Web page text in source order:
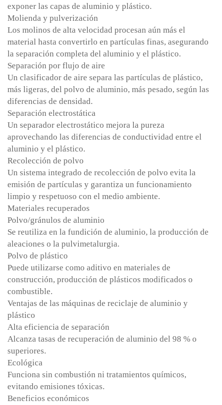
exponer las capas de aluminio y plástico.
Molienda y pulverización
Los molinos de alta velocidad procesan aún más el
material hasta convertirlo en partículas finas, asegurando
la separación completa del aluminio y el plástico.
Separación por flujo de aire
Un clasificador de aire separa las partículas de plástico,
más ligeras, del polvo de aluminio, más pesado, según las
diferencias de densidad.
Separación electrostática
Un separador electrostático mejora la pureza
aprovechando las diferencias de conductividad entre el
aluminio y el plástico.
Recolección de polvo
Un sistema integrado de recolección de polvo evita la
emisión de partículas y garantiza un funcionamiento
limpio y respetuoso con el medio ambiente.
Materiales recuperados
Polvo/gránulos de aluminio
Se reutiliza en la fundición de aluminio, la producción de
aleaciones o la pulvimetalurgia.
Polvo de plástico
Puede utilizarse como aditivo en materiales de
construcción, producción de plásticos modificados o
combustible.
Ventajas de las máquinas de reciclaje de aluminio y
plástico
Alta eficiencia de separación
Alcanza tasas de recuperación de aluminio del 98 % o
superiores.
Ecológica
Funciona sin combustión ni tratamientos químicos,
evitando emisiones tóxicas.
Beneficios económicos